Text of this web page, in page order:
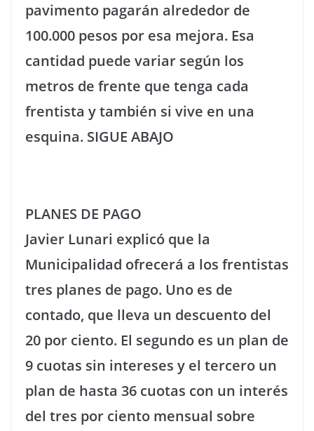
pavimento pagarán alrededor de
100.000 pesos por esa mejora. Esa
cantidad puede variar según los
metros de frente que tenga cada
frentista y también si vive en una
esquina. SIGUE ABAJO
PLANES DE PAGO
Javier Lunari explicó que la
Municipalidad ofrecerá a los frentistas
tres planes de pago. Uno es de
contado, que lleva un descuento del
20 por ciento. El segundo es un plan de
9 cuotas sin intereses y el tercero un
plan de hasta 36 cuotas con un interés
del tres por ciento mensual sobre